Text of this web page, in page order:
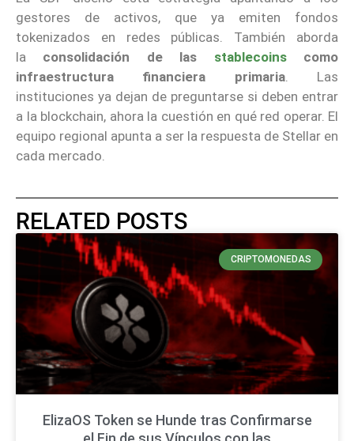
gestores de activos, que ya emiten fondos
tokenizados en redes públicas. También aborda
la consolidación de las stablecoinscomo
infraestructura financiera primaria. Las
instituciones ya dejan de preguntarse si deben entrar
a la blockchain, ahora la cuestión en qué red operar. El
equipo regional apunta a ser la respuesta de Stellar en
cada mercado.
RELATED POSTS
CRIPTOMONEDAS
ElizaOS Token se Hunde tras Confirmarse